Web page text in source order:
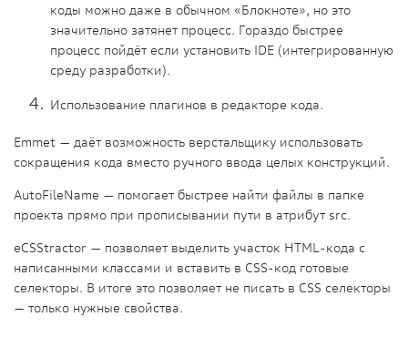
коды можно даже в обычном «Блокноте», но это
значительно затянет процесс. Гораздо быстрее
процесс пойдёт если установить IDE (интегрированную
среду разработки).
Использование плагинов в редакторе кода.
Emmet — даёт возможность верстальщику использовать
сокращения кода вместо ручного ввода целых конструкций.
AutoFileName — помогает быстрее найти файлы в папке
проекта прямо при прописывании пути в атрибут src.
eCSStractor — позволяет выделить участок HTML-кода с
написанными классами и вставить в CSS-код готовые
селекторы. В итоге это позволяет не писать в CSS селекторы
— только нужные свойства.